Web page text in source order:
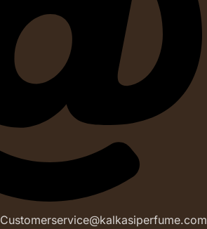
Customerservice@kalkasiperfume.com